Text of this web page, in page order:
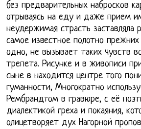
без предварительных набросков
отрываясь на еду и даже прием
неудержимая страсть заставляла
самое известное полотно
одно, не вызывает таких чувств
трепета. Рисунке и в живописи
сыне в находится центре того
гуманности, Многократно
Рембрандтом в гравюре, с её
диалектикой греха и покаяния,
олицетворяет дух Нагорной